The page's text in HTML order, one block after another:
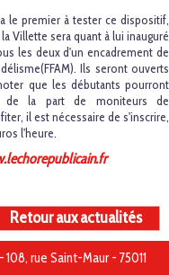
le premier à tester ce dispositif,
Villette sera quant à lui inauguré
les deux d'un encadrement de
Ils seront ouverts
que les débutants pourront
de la part de moniteurs de
il est nécessaire de s'inscrire,
l'heure.
Retour aux actualités
rue Saint-Maur - 75011